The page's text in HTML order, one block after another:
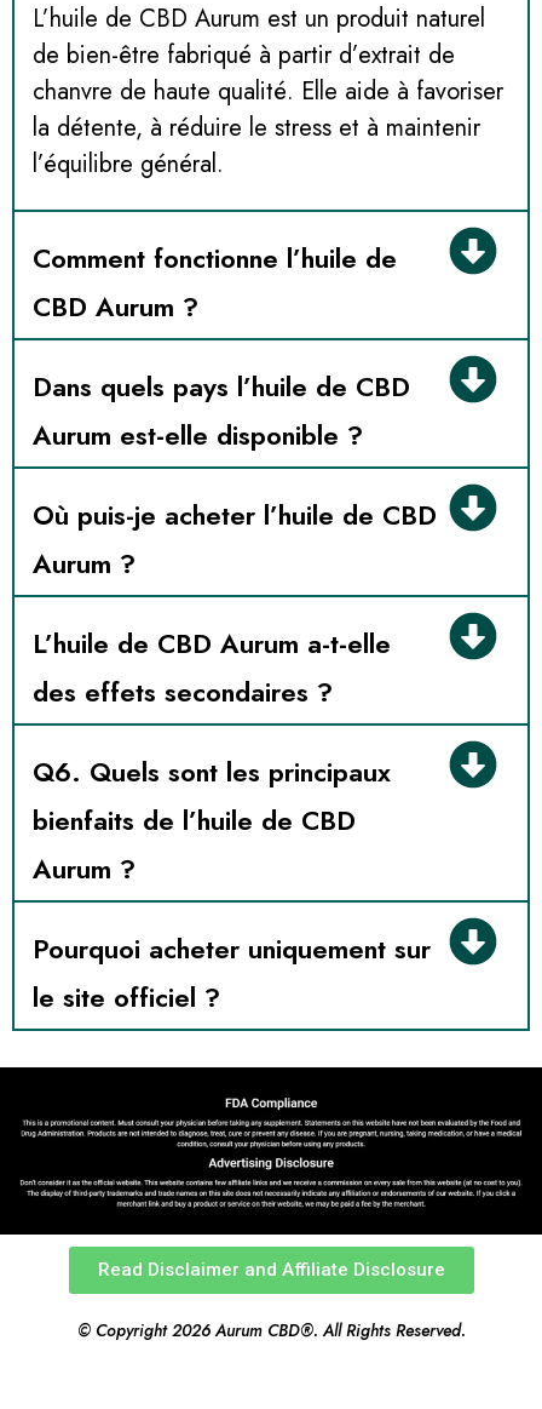
L’huile de CBD Aurum est un produit naturel
de bien-être fabriqué à partir d’extrait de
chanvre de haute qualité. Elle aide à favoriser
la détente, à réduire le stress et à maintenir
l’équilibre général.
Comment fonctionne l’huile de
CBD Aurum ?
Dans quels pays l’huile de CBD
Aurum est-elle disponible ?
Où puis-je acheter l’huile de CBD
Aurum ?
L’huile de CBD Aurum a-t-elle
des effets secondaires ?
Q6. Quels sont les principaux
bienfaits de l’huile de CBD
Aurum ?
Pourquoi acheter uniquement sur
le site officiel ?
Read Disclaimer and Affiliate Disclosure
© Copyright 2026 Aurum CBD®. All Rights Reserved.